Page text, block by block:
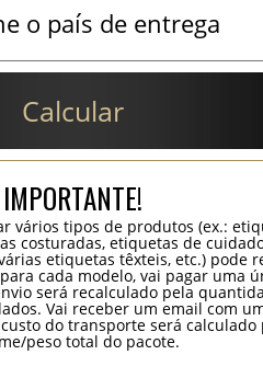
Calcular
IMPORTANTE!
vários tipos de produtos (ex.:
costuradas, etiquetas de
etiquetas têxteis, etc.) pode
cada modelo, vai pagar uma
será recalculado pela
Vai receber um email com
do transporte será calculado
peso total do pacote.